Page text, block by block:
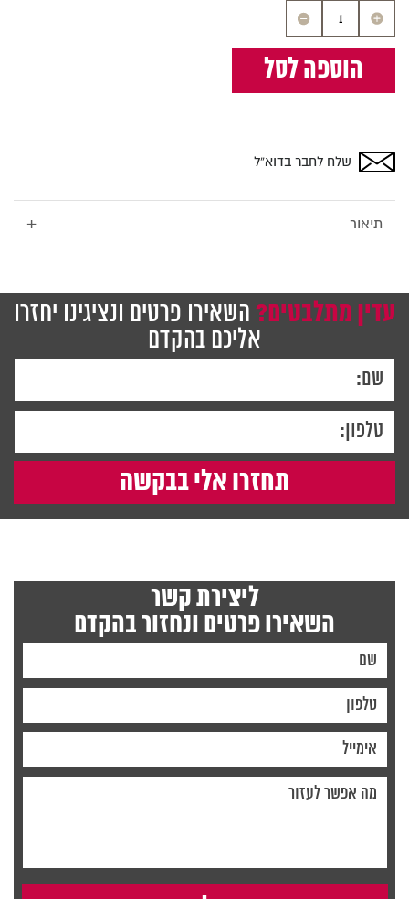
כמות
לוח
שעם
חום
התקנה
90×60
הוספה לסל
שלח לחבר בדוא”ל
תיאור +
עדין מתלבטים? השאירו פרטים ונציגינו יחזרו
אליכם בהקדם
ליצירת קשר
השאירו פרטים ונחזור בהקדם